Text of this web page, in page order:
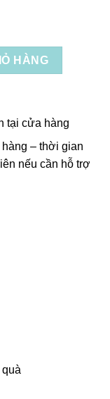
HÀNG
tại cửa hàng
– thời gian
nếu cần hỗ trợ
quà